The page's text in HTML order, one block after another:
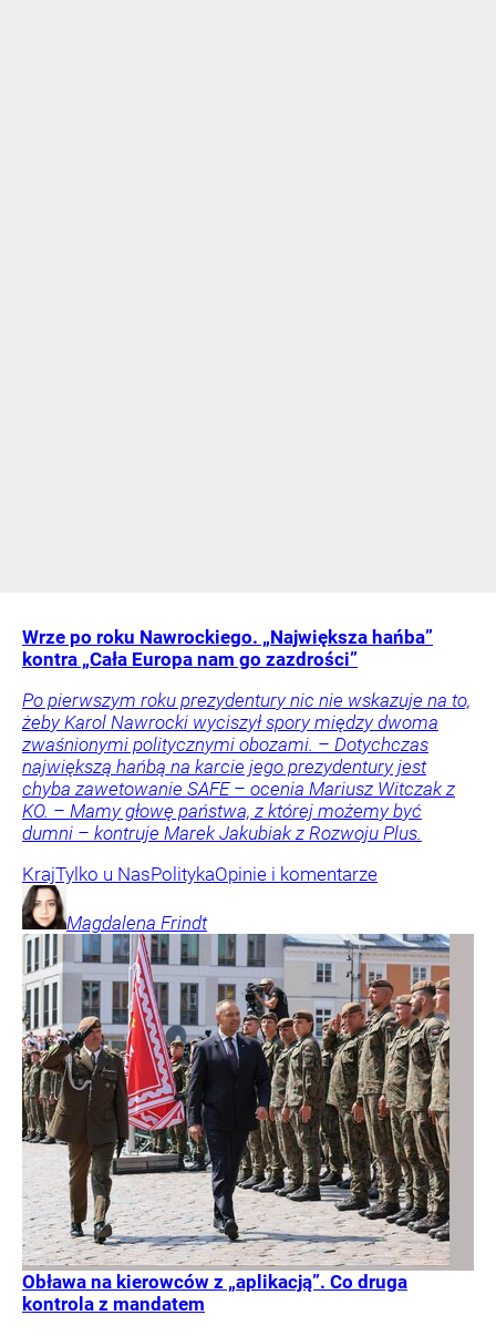
Wrze po roku Nawrockiego. „Największa hańba”
kontra „Cała Europa nam go zazdrości”
Po pierwszym roku prezydentury nic nie wskazuje na to,
żeby Karol Nawrocki wyciszył spory między dwoma
zwaśnionymi politycznymi obozami. – Dotychczas
największą hańbą na karcie jego prezydentury jest
chyba zawetowanie SAFE – ocenia Mariusz Witczak z
KO. – Mamy głowę państwa, z której możemy być
dumni – kontruje Marek Jakubiak z Rozwoju Plus.
KrajTylko u NasPolitykaOpinie i komentarze
Magdalena Frindt
Obława na kierowców z „aplikacją”. Co druga
kontrola z mandatem